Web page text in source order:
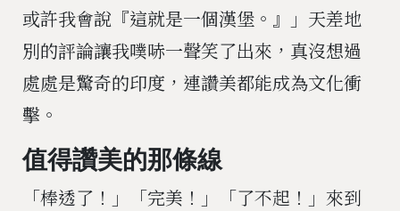
或許我會說『這就是一個漢堡。』」天差地
別的評論讓我噗哧一聲笑了出來，真沒想過
處處是驚奇的印度，連讚美都能成為文化衝
擊。
值得讚美的那條線
「棒透了！」「完美！」「了不起！」來到